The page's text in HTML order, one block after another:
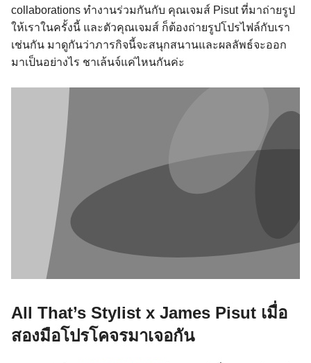
collaborations ทำงานร่วมกันกับ คุณเจมส์ Pisut ที่มาถ่ายรูป
ให้เราในครั้งนี้ และตัวคุณเจมส์ ก็ต้องถ่ายรูปโปรไฟล์กับเรา
เช่นกัน มาดูกันว่าภารกิจนี้จะสนุกสนานและผลลัพธ์จะออก
มาเป็นอย่างไร ชาเล้นจ์แค่ไหนกันค่ะ
All That’s Stylist x James Pisut เมื่อ
สองมือโปรโคจรมาเจอกัน